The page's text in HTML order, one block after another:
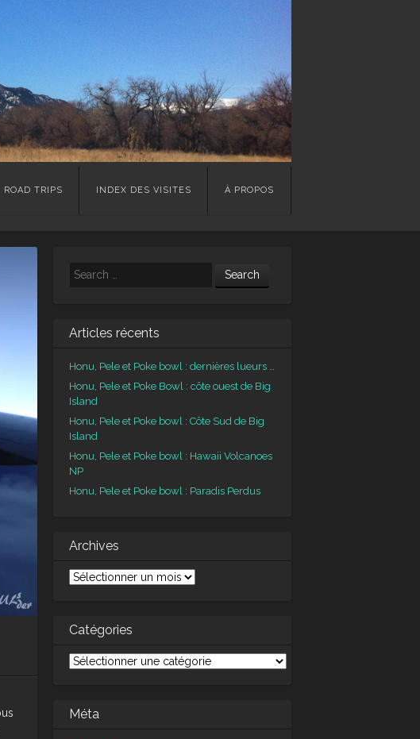
ROAD TRIPS INDEX DES VISITES À PROPOS
Search
Articles récents
Honu, Pele et Poke bowl : dernières lueurs …
Honu, Pele et Poke Bowl : côte ouest de Big
Island
Honu, Pele et Poke bowl : Côte Sud de Big
Island
Honu, Pele et Poke bowl : Hawaii Volcanoes
NP
Honu, Pele et Poke bowl : Paradis Perdus
Archives
Archives
Catégories
Catégories
Méta